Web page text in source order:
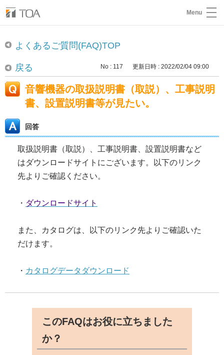
Menu
よくあるご質問(FAQ)TOP
戻る No : 117 更新日時 : 2022/02/04 09:00
音響機器の取扱説明書（取説）、工事説明
書、設置説明書等が見たい。
回答
取扱説明書（取説）、工事説明書、設置説明書など
はダウンロードサイトにございます。以下のリンク
先よりご確認ください。
・ ダウンロードサイト
また、カタログは、以下のリンク先よりご確認いた
だけます。
・ カタログデータダウンロード
このFAQはお役に立ちました
か？